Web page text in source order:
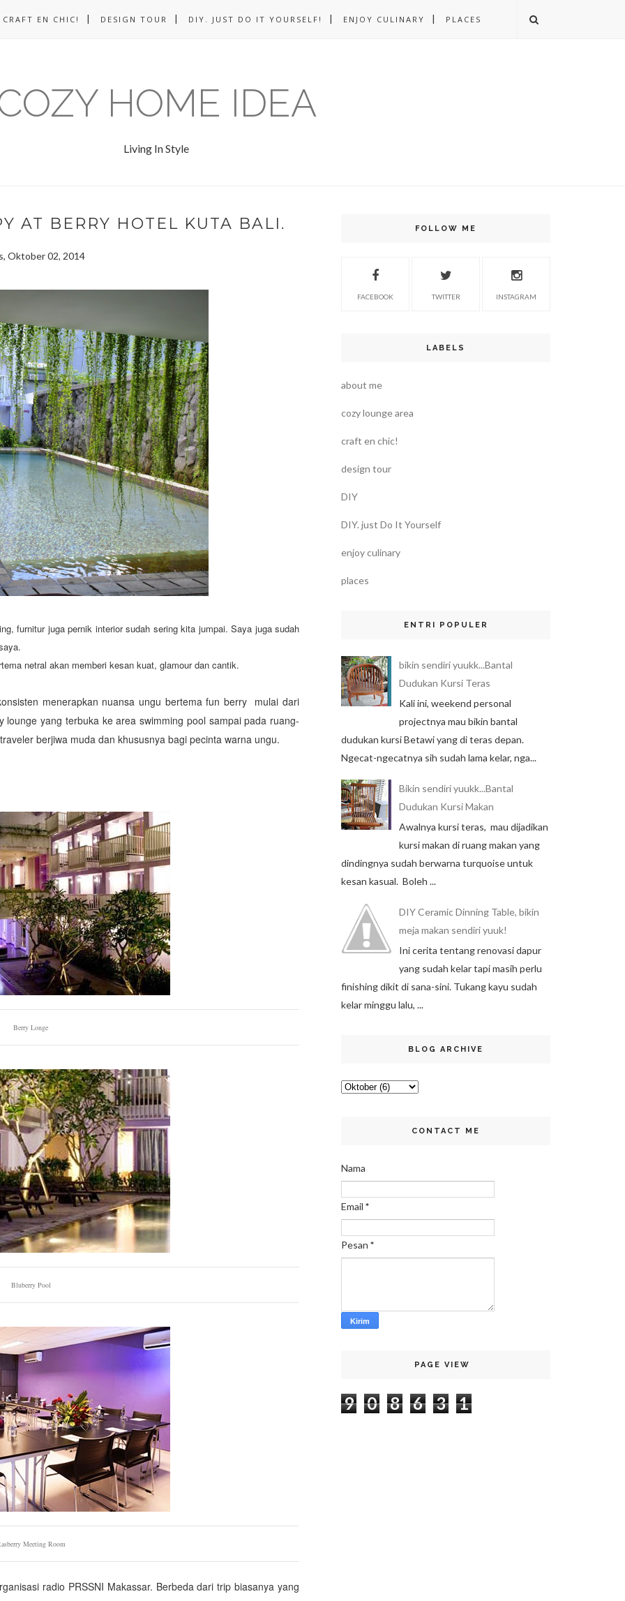
CRAFT EN CHIC! DESIGN TOUR DIY. JUST DO IT YOURSELF! ENJOY CULINARY PLACES
HOME IDEA
Living In Style
AT BERRY HOTEL KUTA BALI.
Oktober 02, 2014
furnitur juga pernik interior sudah sering kita jumpai. Saya juga sudah
netral akan memberi kesan kuat, glamour dan cantik.
menerapkan nuansa ungu bertema fun berry mulai dari
yang terbuka ke area swimming pool sampai pada ruang-
berjiwa muda dan khususnya bagi pecinta warna ungu.
Berry Longe
Bluberry Pool
Meeting Room
radio PRSSNI Makassar. Berbeda dari trip biasanya yang
FOLLOW ME
FACEBOOK TWITTER INSTAGRAM
LABELS
about me
cozy lounge area
craft en chic!
design tour
DIY
DIY. just Do It Yourself
enjoy culinary
places
ENTRI POPULER
bikin sendiri yuukk...Bantal
Dudukan Kursi Teras
Kali ini, weekend personal
projectnya mau bikin bantal
dudukan kursi Betawi yang di teras depan.
Ngecat-ngecatnya sih sudah lama kelar, nga...
Bikin sendiri yuukk...Bantal
Dudukan Kursi Makan
Awalnya kursi teras, mau dijadikan
kursi makan di ruang makan yang
dindingnya sudah berwarna turquoise untuk
kesan kasual. Boleh ...
DIY Ceramic Dinning Table, bikin
meja makan sendiri yuuk!
Ini cerita tentang renovasi dapur
yang sudah kelar tapi masih perlu
finishing dikit di sana-sini. Tukang kayu sudah
kelar minggu lalu, ...
BLOG ARCHIVE
CONTACT ME
Nama
Email *
Pesan *
PAGE VIEW
9 0 8 6 3 1